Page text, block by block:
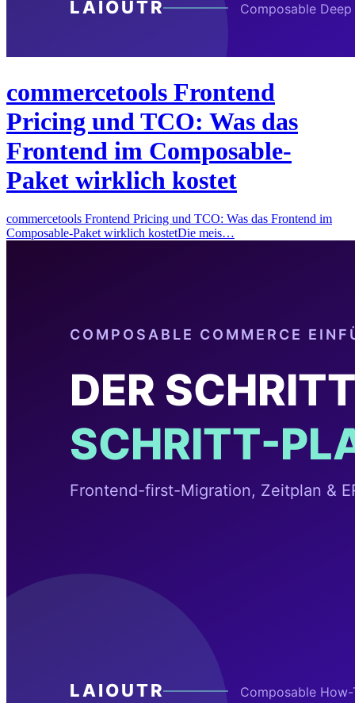
commercetools Frontend
Pricing und TCO: Was das
Frontend im Composable-
Paket wirklich kostet
commercetools Frontend Pricing und TCO: Was das Frontend im
Composable-Paket wirklich kostetDie meis…